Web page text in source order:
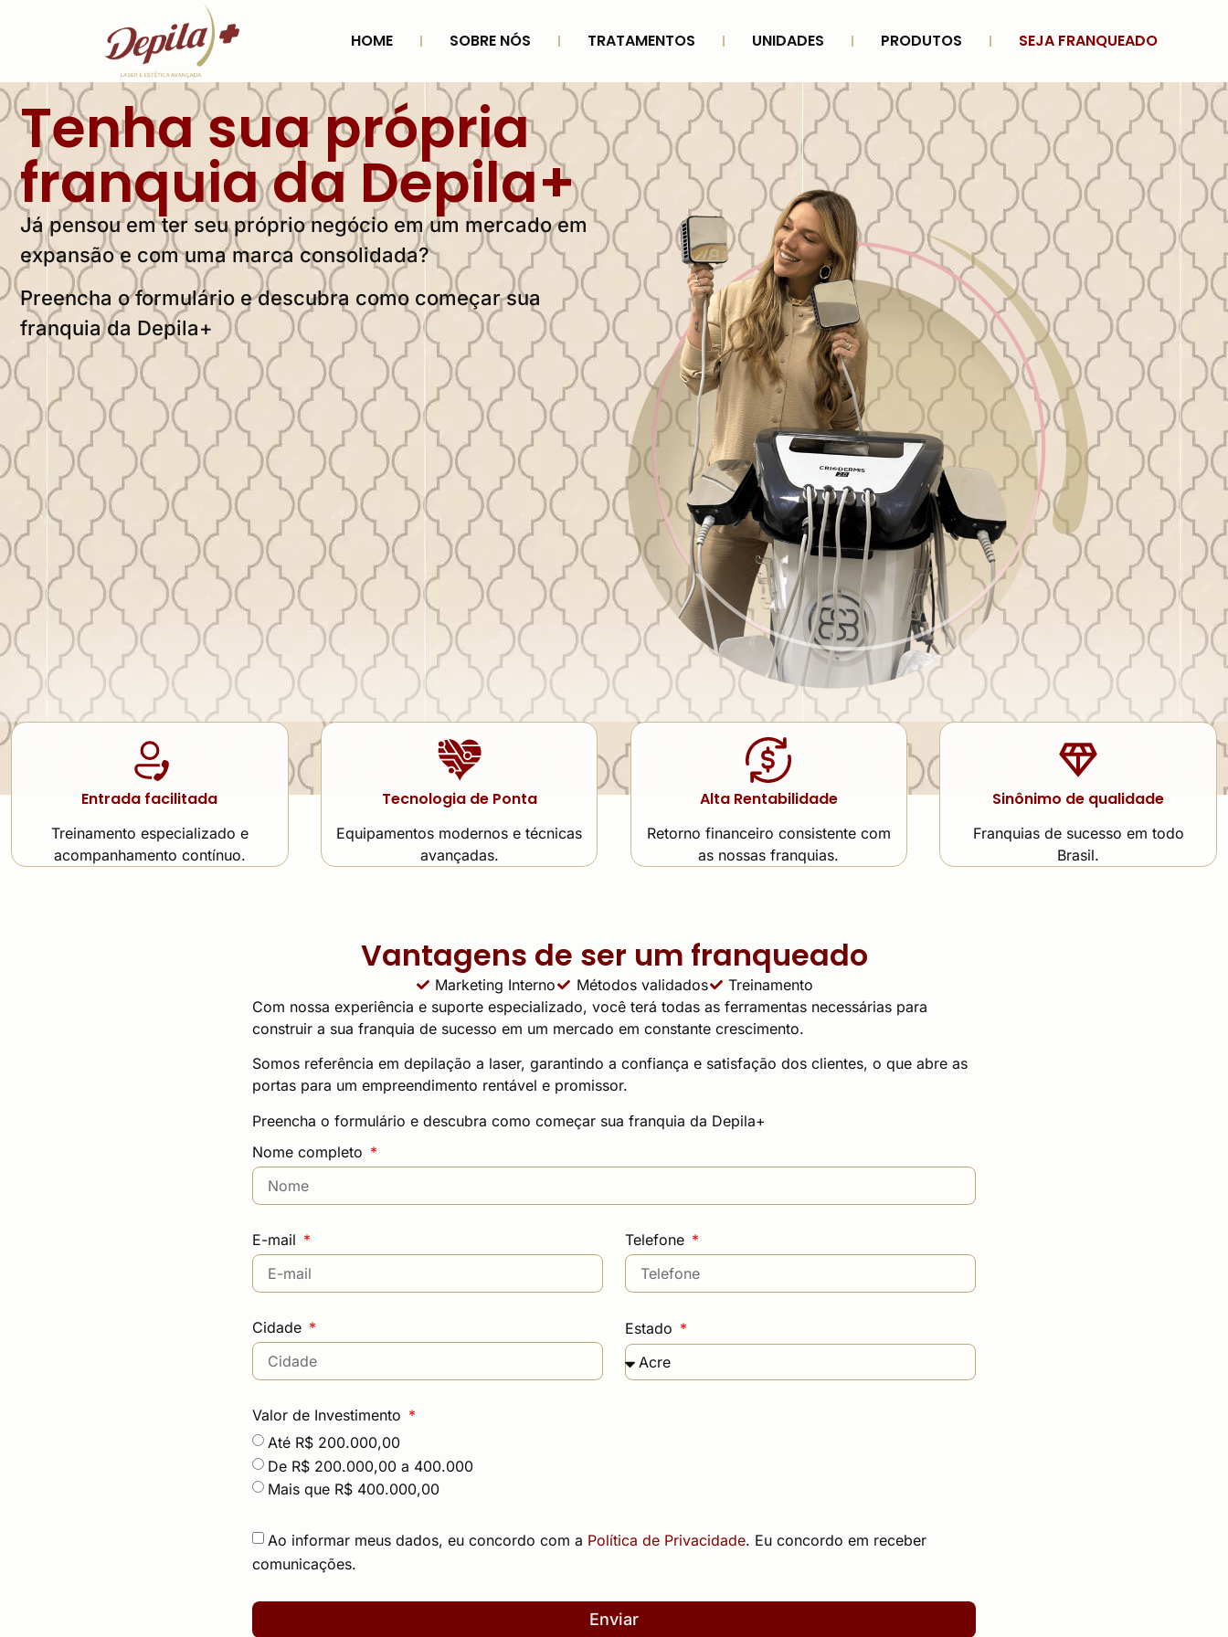
HOME SOBRE NÓS TRATAMENTOS UNIDADES PRODUTOS SEJA FRANQUEADO
Tenha sua própria
franquia da Depila+
Já pensou em ter seu próprio negócio em um mercado em
expansão e com uma marca consolidada?
Preencha o formulário e descubra como começar sua
franquia da Depila+
Entrada facilitada
Treinamento especializado e
acompanhamento contínuo.
Tecnologia de Ponta
Equipamentos modernos e técnicas
avançadas.
Alta Rentabilidade
Retorno financeiro consistente com
as nossas franquias.
Sinônimo de qualidade
Franquias de sucesso em todo
Brasil.
Vantagens de ser um franqueado
Marketing Interno Métodos validados
Treinamento
Com nossa experiência e suporte especializado, você terá todas as ferramentas necessárias para
construir a sua franquia de sucesso em um mercado em constante crescimento.
Somos referência em depilação a laser, garantindo a confiança e satisfação dos clientes, o que abre as
portas para um empreendimento rentável e promissor.
Preencha o formulário e descubra como começar sua franquia da Depila+
Nome completo
E-mail Telefone
Cidade Estado
Valor de Investimento
Até R$ 200.000,00
De R$ 200.000,00 a 400.000
Mais que R$ 400.000,00
Ao informar meus dados, eu concordo com a Política de Privacidade. Eu concordo em receber
comunicações.
Enviar